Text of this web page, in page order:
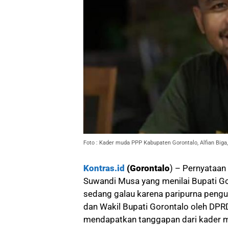
Foto : Kader muda PPP Kabupaten Gorontalo, Alfian
Kontras.id (Gorontalo) –
Suwandi Musa yang menilai Bupati
sedang galau karena paripurna
dan Wakil Bupati Gorontalo oleh
mendapatkan tanggapan dari kader